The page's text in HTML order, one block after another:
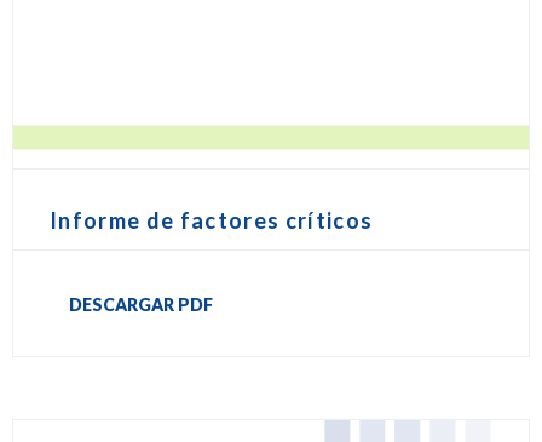
Informe de factores críticos
DESCARGAR PDF